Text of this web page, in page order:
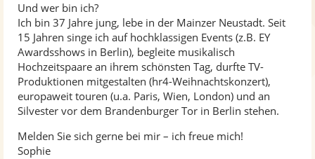
Und wer bin ich?
Ich bin 37 Jahre jung, lebe in der Mainzer Neustadt. Seit
15 Jahren singe ich auf hochklassigen Events (z.B. EY
Awardsshows in Berlin), begleite musikalisch
Hochzeitspaare an ihrem schönsten Tag, durfte TV-
Produktionen mitgestalten (hr4-Weihnachtskonzert),
europaweit touren (u.a. Paris, Wien, London) und an
Silvester vor dem Brandenburger Tor in Berlin stehen.
Melden Sie sich gerne bei mir – ich freue mich!
Sophie